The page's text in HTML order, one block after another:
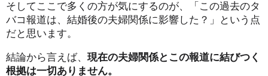
そしてここで多くの方が気にするのが、「この過去のタ
バコ報道は、結婚後の夫婦関係に影響した？」という点
だと思います。
結論から言えば、 現在の夫婦関係とこの報道に結びつく
根拠は一切ありません。